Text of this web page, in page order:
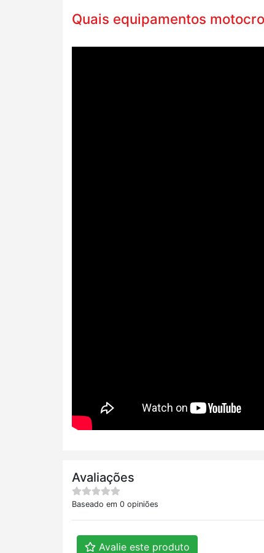
Quais equipamentos
Avaliações
Baseado em 0 opiniões
Avalie este produto